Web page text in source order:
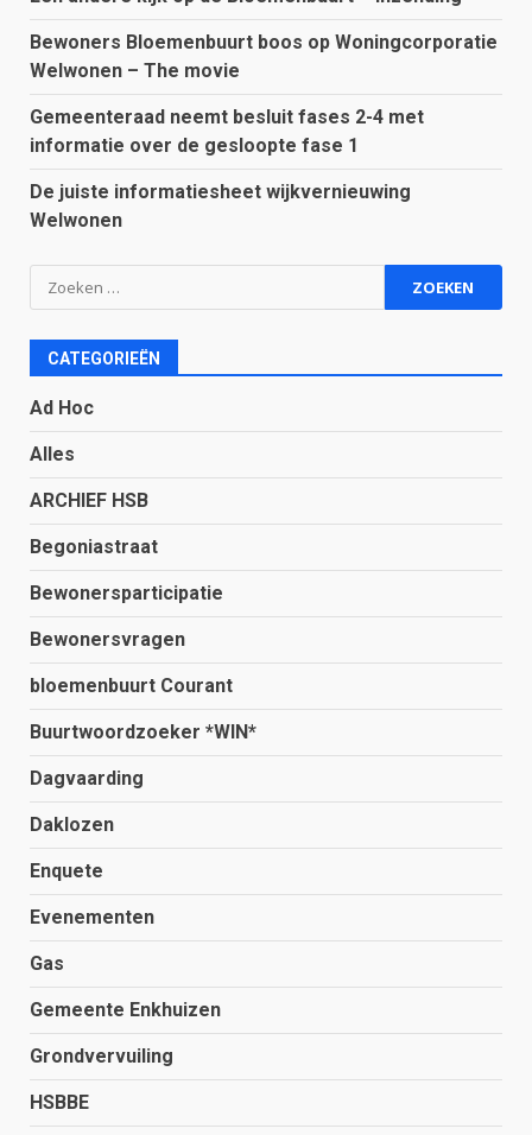
Bewoners Bloemenbuurt boos op Woningcorporatie
Welwonen – The movie
Gemeenteraad neemt besluit fases 2-4 met
informatie over de gesloopte fase 1
De juiste informatiesheet wijkvernieuwing
Welwonen
Zoeken
naar:
CATEGORIEËN
Ad Hoc
Alles
ARCHIEF HSB
Begoniastraat
Bewonersparticipatie
Bewonersvragen
bloemenbuurt Courant
Buurtwoordzoeker *WIN*
Dagvaarding
Daklozen
Enquete
Evenementen
Gas
Gemeente Enkhuizen
Grondvervuiling
HSBBE